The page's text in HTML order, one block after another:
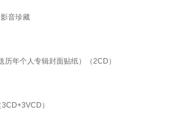
音珍藏
历年个人专辑封面贴纸）（2CD）
）